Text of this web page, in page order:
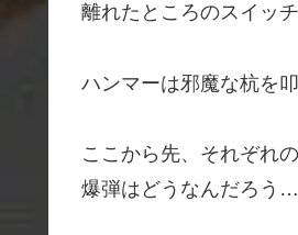
離れたところのスイッ
ハンマーは邪魔な杭を
ここから先、それぞれ
爆弾はどうなんだろう